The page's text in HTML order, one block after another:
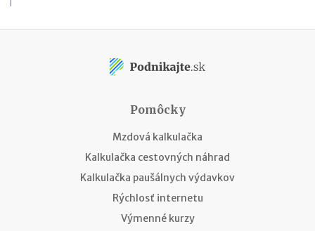
Pomôcky
Mzdová kalkulačka
Kalkulačka cestovných náhrad
Kalkulačka paušálnych výdavkov
Rýchlosť internetu
Výmenné kurzy